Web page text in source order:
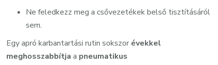
Ne feledkezz meg a csővezetékek belső tisztításáról
sem.
Egy apró karbantartási rutin sokszor évekkel
meghosszabbítja a pneumatikus